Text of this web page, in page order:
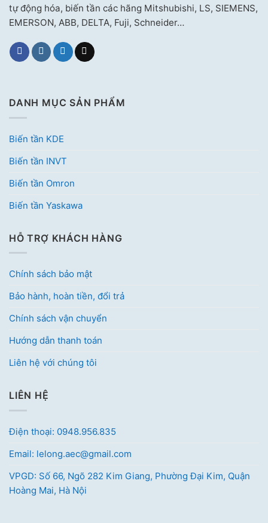
tự động hóa, biến tần các hãng Mitshubishi, LS, SIEMENS,
EMERSON, ABB, DELTA, Fuji, Schneider…
DANH MỤC SẢN PHẨM
Biến tần KDE
Biến tần INVT
Biến tần Omron
Biến tần Yaskawa
HỖ TRỢ KHÁCH HÀNG
Chính sách bảo mật
Bảo hành, hoàn tiền, đổi trả
Chính sách vận chuyển
Hướng dẫn thanh toán
Liên hệ với chúng tôi
LIÊN HỆ
Điện thoại: 0948.956.835
Email: lelong.aec@gmail.com
VPGD: Số 66, Ngõ 282 Kim Giang, Phường Đại Kim, Quận
Hoàng Mai, Hà Nội